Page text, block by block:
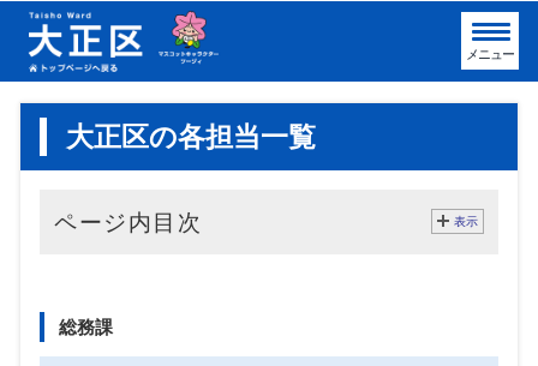
メニュー
大正区の各担当一覧
ページ内目次 表示
総務課